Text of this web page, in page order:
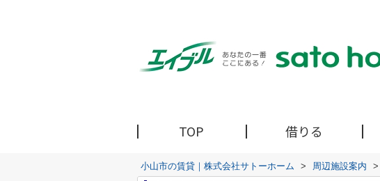
TOP 借りる
小山市の賃貸｜株式会社サトーホーム > 周辺施設案内 >